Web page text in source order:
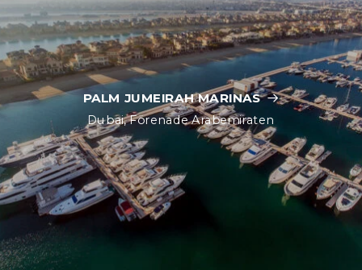
PALM JUMEIRAH MARINAS
Dubai, Förenade Arabemiraten